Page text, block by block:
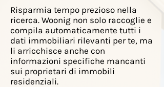
Risparmia tempo prezioso nella
ricerca. Woonig non solo raccoglie e
compila automaticamente tutti i
dati immobiliari rilevanti per te, ma
li arricchisce anche con
informazioni specifiche mancanti
sui proprietari di immobili
residenziali.